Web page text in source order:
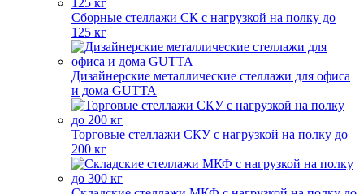
Сборные стеллажи СК с нагрузкой на полку до
125 кг
Дизайнерские металлические стеллажи для офиса
и дома GUTTA
Торговые стеллажи СКУ с нагрузкой на полку до
200 кг